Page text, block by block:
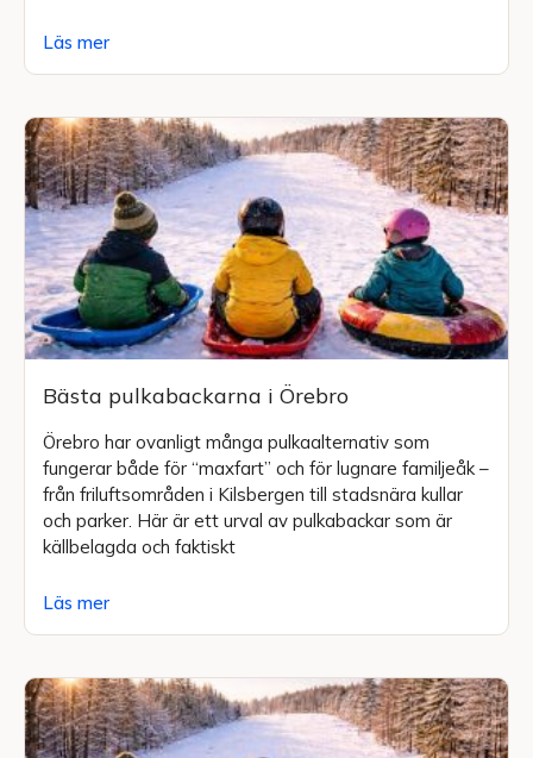
Läs mer
Bästa pulkabackarna i Örebro
Örebro har ovanligt många pulkaalternativ som
fungerar både för “maxfart” och för lugnare familjeåk –
från friluftsområden i Kilsbergen till stadsnära kullar
och parker. Här är ett urval av pulkabackar som är
källbelagda och faktiskt
Läs mer